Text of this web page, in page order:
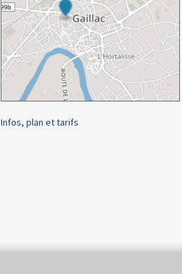
Infos, plan et tarifs